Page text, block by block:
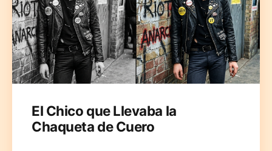
El Chico que Llevaba la
Chaqueta de Cuero